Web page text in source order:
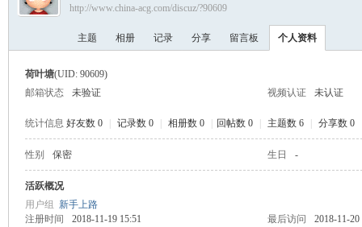
›
http://www.china-acg.com/discuz/?90609
主题 相册 记录 分享 留言板 个人资料
荷叶塘(UID: 90609)
邮箱状态
未验证 视频认证 未认证
统计信息 好友数 0 记录数 0 相册数 0 回帖数 0 主题数 6 分享数 0
性别 保密 生日 -
活跃概况
用户组 新手上路
注册时间
2018-11-19 15:51 最后访问
2018-11-20